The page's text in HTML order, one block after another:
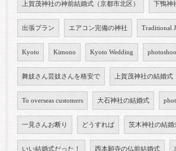
上賀茂神社の神前結婚式（京都市北区） 下鴨神
出張プラン エアコン完備の神社 Traditional
Kyoto Kimono Kyoto Wedding
舞妓さん芸妓さんを格安で 上賀茂神社の結婚式
To overseas customers 大石神社の結婚式
一見さんお断り どうすれば 茨木神社の結婚
いい結婚式だった！ 西本願寺の仏前結婚式